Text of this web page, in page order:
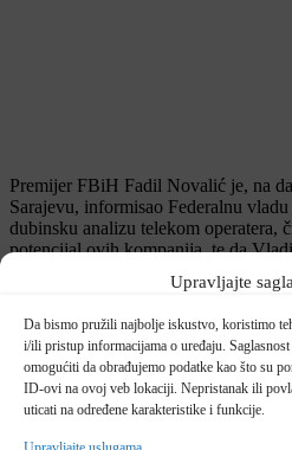
Upravljajte
Da bismo pružili najbolje iskustvo, koristimo
i/ili pristup informacijama o uređaju.
omogućiti da obrađujemo podatke kao što su
ID-ovi na ovoj veb lokaciji. Nepristanak ili
uticati na određene karakteristike i funkcije.
Premijer FBiH Fadil Novalić je, na
Sarajevu, informisao Federalnu
dubinsku analizu telekom operatera,
potencijal ovih kompanija, te da
Vladi FBiH izvještaj bude dostavljen
godine.
Projektnim zadatkom je predviđeno
za poboljšanje poslovanja, što može